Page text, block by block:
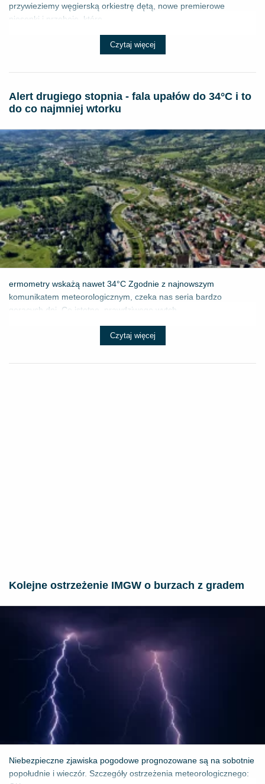
przywieziemy węgierską orkiestrę dętą, nowe premierowe
piosenki i przeboje, które ...
Czytaj więcej
Alert drugiego stopnia - fala upałów do 34°C i to
do co najmniej wtorku
ermometry wskażą nawet 34°C Zgodnie z najnowszym
komunikatem meteorologicznym, czeka nas seria bardzo
gorących dni. Co istotne, prawdziwego wytch...
Czytaj więcej
Kolejne ostrzeżenie IMGW o burzach z gradem
Niebezpieczne zjawiska pogodowe prognozowane są na sobotnie
popołudnie i wieczór. Szczegóły ostrzeżenia meteorologicznego: